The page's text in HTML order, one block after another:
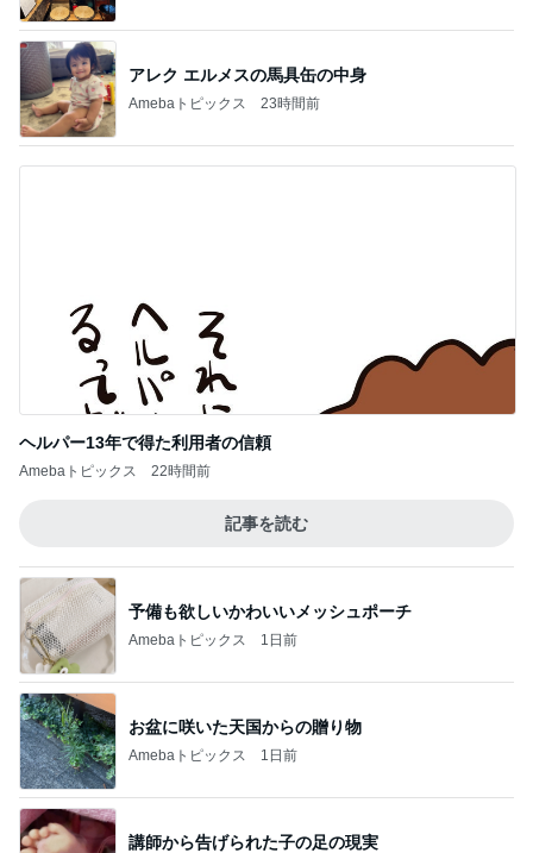
アレク エルメスの馬具缶の中身
Amebaトピックス 23時間前
ヘルパー13年で得た利用者の信頼
Amebaトピックス 22時間前
記事を読む
予備も欲しいかわいいメッシュポーチ
Amebaトピックス 1日前
お盆に咲いた天国からの贈り物
Amebaトピックス 1日前
講師から告げられた子の足の現実